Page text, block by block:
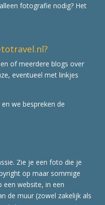
fotografie nodig? Het
of meerdere blogs over
eventueel met linkjes
en we bespreken de
Zie je een foto die je
op maar sommige
een website, in een
de muur (zowel zakelijk als